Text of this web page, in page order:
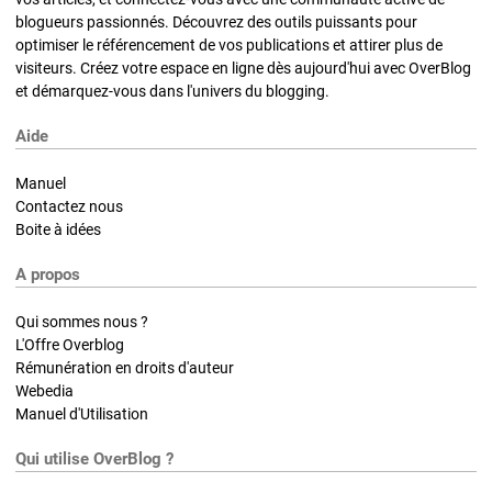
blogueurs passionnés. Découvrez des outils puissants pour
optimiser le référencement de vos publications et attirer plus de
visiteurs. Créez votre espace en ligne dès aujourd'hui avec OverBlog
et démarquez-vous dans l'univers du blogging.
Aide
Manuel
Contactez nous
Boite à idées
A propos
Qui sommes nous ?
L'Offre Overblog
Rémunération en droits d'auteur
Webedia
Manuel d'Utilisation
Qui utilise OverBlog ?